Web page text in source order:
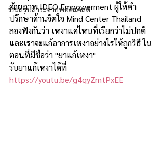
รวมสรุปสาระจากพอดแคสต์
ศักยภาพ IDEO Empowerment ผู้ให้คำ
ปรึกษาด้านจิตใจ Mind Center Thailand
ลองฟังกันว่า เหงาแค่ไหนที่เรียกว่าไม่ปกติ
และเราจะแก้อาการเหงาอย่างไรให้ถูกวิธี ใน
ตอนที่มีชื่อว่า "ยาแก้เหงา"
รับยาแก้เหงาได้ที่
https://youtu.be/g4qyZmtPxEE